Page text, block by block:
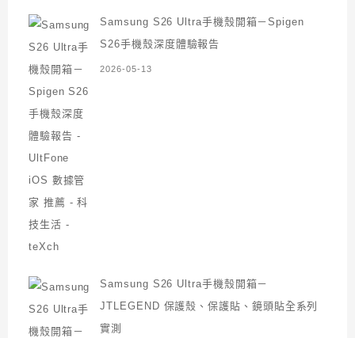
Samsung S26 Ultra手機殼開箱－Spigen
S26手機殼深度體驗報告
2026-05-13
Samsung S26 Ultra手機殼開箱－
JTLEGEND 保護殼、保護貼、鏡頭貼全系列
實測